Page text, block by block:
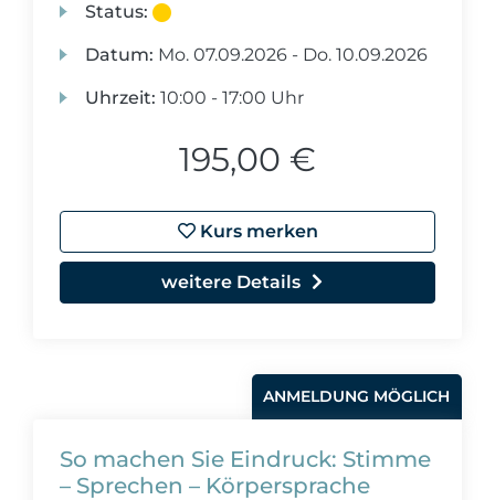
Status:
Datum: Mo. 07.09.2026 - Do. 10.09.2026
Uhrzeit: 10:00 - 17:00 Uhr
195,00 €
Kurs merken
weitere Details
ANMELDUNG MÖGLICH
So machen Sie Eindruck: Stimme
– Sprechen – Körpersprache